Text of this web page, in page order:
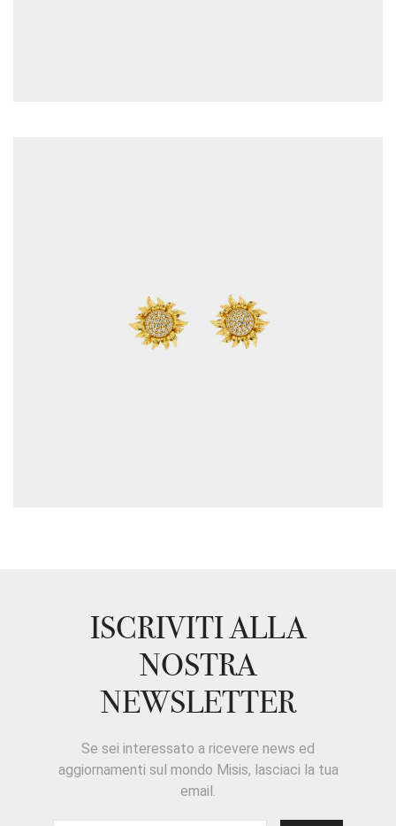
ISCRIVITI ALLA
NOSTRA
NEWSLETTER
Se sei interessato a ricevere news ed
aggiornamenti sul mondo Misis, lasciaci la tua
email.